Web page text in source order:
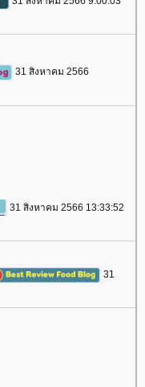
31 สิงหาคม 2566
31 สิงหาคม 2566 13:33:52
31